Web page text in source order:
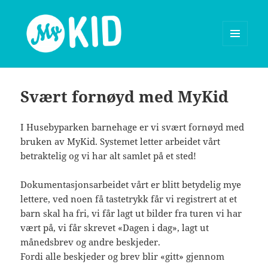
WIDGETER
Svært fornøyd med MyKid
I Husebyparken barnehage er vi svært fornøyd med
bruken av MyKid. Systemet letter arbeidet vårt
betraktelig og vi har alt samlet på et sted!
Dokumentasjonsarbeidet vårt er blitt betydelig mye
lettere, ved noen få tastetrykk får vi registrert at et
barn skal ha fri, vi får lagt ut bilder fra turen vi har
vært på, vi får skrevet «Dagen i dag», lagt ut
månedsbrev og andre beskjeder.
Fordi alle beskjeder og brev blir «gitt» gjennom